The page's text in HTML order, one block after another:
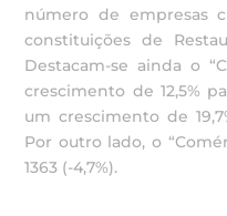
número de empresas
constituições de
Destacam-se ainda o
crescimento de 12,5%
um crescimento de
Por outro lado, o
1363 (-4,7%).